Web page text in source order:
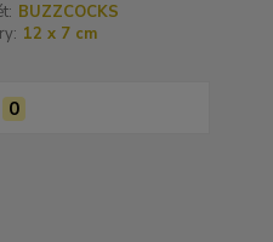
BUZZCOCKS
12 x 7 cm
0